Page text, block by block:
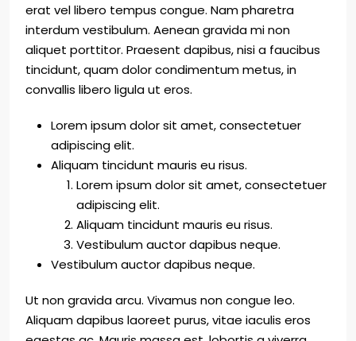
erat vel libero tempus congue. Nam pharetra
interdum vestibulum. Aenean gravida mi non
aliquet porttitor. Praesent dapibus, nisi a faucibus
tincidunt, quam dolor condimentum metus, in
convallis libero ligula ut eros.
Lorem ipsum dolor sit amet, consectetuer
adipiscing elit.
Aliquam tincidunt mauris eu risus.
Lorem ipsum dolor sit amet, consectetuer
adipiscing elit.
Aliquam tincidunt mauris eu risus.
Vestibulum auctor dapibus neque.
Vestibulum auctor dapibus neque.
Ut non gravida arcu. Vivamus non congue leo.
Aliquam dapibus laoreet purus, vitae iaculis eros